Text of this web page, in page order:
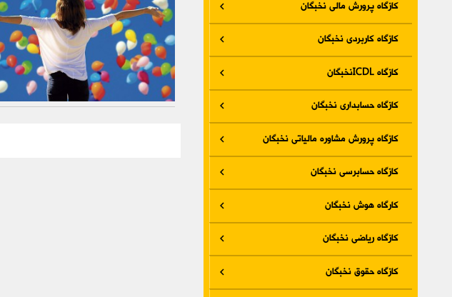
کازگاه پرورش مالی نخبگان
کازگاه کاربردی نخبگان
کازگاه ICDLنخبگان
کازگاه حسابداری نخبگان
کازگاه پرورش مشاوره مالیاتی نخبگان
کازگاه حسابرسی نخبگان
کارگاه هوش نخبگان
کازگاه ریاضی نخبگان
کازگاه حقوق نخبگان